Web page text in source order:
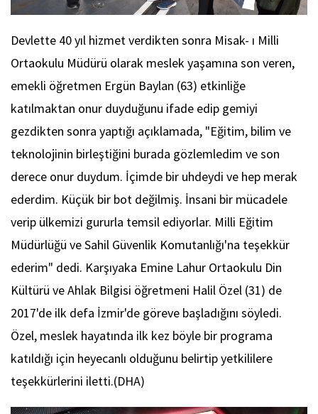
Devlette 40 yıl hizmet verdikten sonra Misak- ı Milli
Ortaokulu Müdürü olarak meslek yaşamına son veren,
emekli öğretmen Ergün Baylan (63) etkinliğe
katılmaktan onur duyduğunu ifade edip gemiyi
gezdikten sonra yaptığı açıklamada, "Eğitim, bilim ve
teknolojinin birleştiğini burada gözlemledim ve son
derece onur duydum. İçimde bir uhdeydi ve hep merak
ederdim. Küçük bir bot değilmiş. İnsani bir mücadele
verip ülkemizi gururla temsil ediyorlar. Milli Eğitim
Müdürlüğü ve Sahil Güvenlik Komutanlığı'na teşekkür
ederim" dedi. Karşıyaka Emine Lahur Ortaokulu Din
Kültürü ve Ahlak Bilgisi öğretmeni Halil Özel (31) de
2017'de ilk defa İzmir'de göreve başladığını söyledi.
Özel, meslek hayatında ilk kez böyle bir programa
katıldığı için heyecanlı olduğunu belirtip yetkililere
teşekkürlerini iletti.(DHA)